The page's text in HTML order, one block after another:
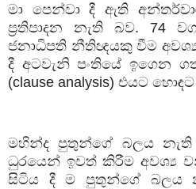
මා පෙන්වා දී ඇති
ප්‍රතිපාදන නැති බව. 74
ජනාධිපති නීතිඥයකු වීම අවශ්‍ය
දී අටවැනි පංතියේ ඉගෙන
(clause analysis) එයට හොඳට
මහින්ද පුතුන්ගේ බලය නැති
ධුරයෙන් ඉවත් කිරීම අවශ්‍ය
සිටිය දී ම පුතුන්ගේ බලය